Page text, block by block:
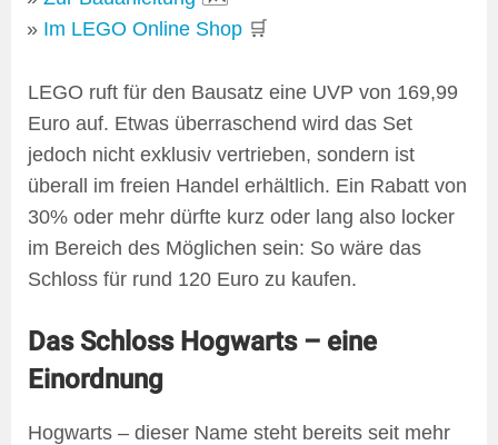
Im LEGO Online Shop 🛒
LEGO ruft für den Bausatz eine UVP von 169,99
Euro auf. Etwas überraschend wird das Set
jedoch nicht exklusiv vertrieben, sondern ist
überall im freien Handel erhältlich. Ein Rabatt von
30% oder mehr dürfte kurz oder lang also locker
im Bereich des Möglichen sein: So wäre das
Schloss für rund 120 Euro zu kaufen.
Das Schloss Hogwarts – eine
Einordnung
Hogwarts – dieser Name steht bereits seit mehr